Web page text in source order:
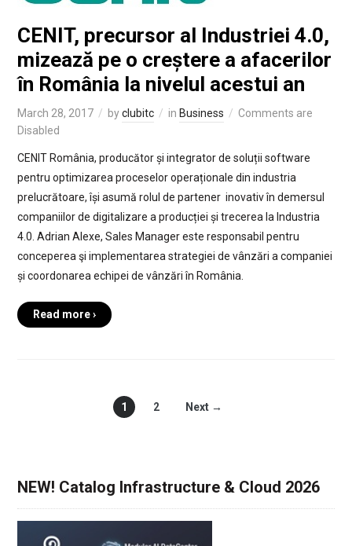
CENIT, precursor al Industriei 4.0,
mizează pe o creștere a afacerilor
în România la nivelul acestui an
March 28, 2017 byclubitc in Business
Comments are
Disabled
CENIT România, producător și integrator de soluții software
pentru optimizarea proceselor operaționale din industria
prelucrătoare, își asumă rolul de partener inovativ în demersul
companiilor de digitalizare a producției și trecerea la Industria
4.0. Adrian Alexe, Sales Manager este responsabil pentru
conceperea şi implementarea strategiei de vânzări a companiei
și coordonarea echipei de vânzări în România.
Read more ›
1 2 Next →
NEW! Catalog Infrastructure & Cloud 2026